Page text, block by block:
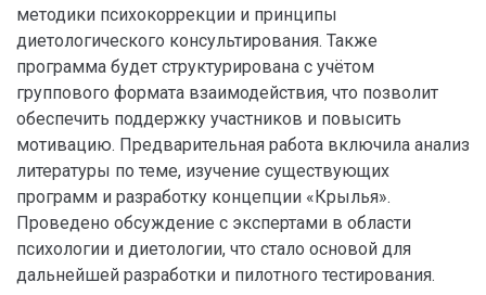
методики психокоррекции и принципы
диетологического консультирования. Также
программа будет структурирована с учётом
группового формата взаимодействия, что позволит
обеспечить поддержку участников и повысить
мотивацию. Предварительная работа включила анализ
литературы по теме, изучение существующих
программ и разработку концепции «Крылья».
Проведено обсуждение с экспертами в области
психологии и диетологии, что стало основой для
дальнейшей разработки и пилотного тестирования.